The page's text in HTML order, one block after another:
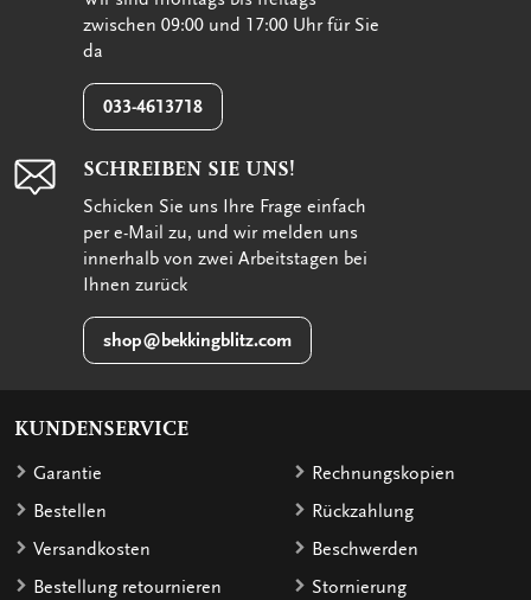
zwischen 09:00 und 17:00 Uhr für Sie
da
033-4613718
SCHREIBEN SIE UNS!
Schicken Sie uns Ihre Frage einfach
per e-Mail zu, und wir melden uns
innerhalb von zwei Arbeitstagen bei
Ihnen zurück
shop@bekkingblitz.com
KUNDENSERVICE
Garantie
Bestellen
Versandkosten
Bestellung retournieren
Rechnungskopien
Rückzahlung
Beschwerden
Stornierung